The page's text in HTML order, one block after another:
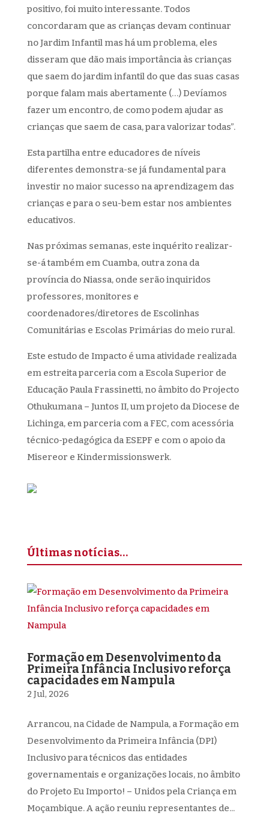
positivo, foi muito interessante. Todos
concordaram que as crianças devam continuar
no Jardim Infantil mas há um problema, eles
disseram que dão mais importância às crianças
que saem do jardim infantil do que das suas casas
porque falam mais abertamente (…) Devíamos
fazer um encontro, de como podem ajudar as
crianças que saem de casa, para valorizar todas”.
Esta partilha entre educadores de níveis
diferentes demonstra-se já fundamental para
investir no maior sucesso na aprendizagem das
crianças e para o seu-bem estar nos ambientes
educativos.
Nas próximas semanas, este inquérito realizar-
se-á também em Cuamba, outra zona da
província do Niassa, onde serão inquiridos
professores, monitores e
coordenadores/diretores de Escolinhas
Comunitárias e Escolas Primárias do meio rural.
Este estudo de Impacto é uma atividade realizada
em estreita parceria com a Escola Superior de
Educação Paula Frassinetti, no âmbito do Projecto
Othukumana – Juntos II, um projeto da Diocese de
Lichinga, em parceria com a FEC, com acessória
técnico-pedagógica da ESEPF e com o apoio da
Misereor e Kindermissionswerk.
Últimas notícias…
Formação em Desenvolvimento da
Primeira Infância Inclusivo reforça
capacidades em Nampula
2 Jul, 2026
Arrancou, na Cidade de Nampula, a Formação em
Desenvolvimento da Primeira Infância (DPI)
Inclusivo para técnicos das entidades
governamentais e organizações locais, no âmbito
do Projeto Eu Importo! – Unidos pela Criança em
Moçambique. A ação reuniu representantes de...